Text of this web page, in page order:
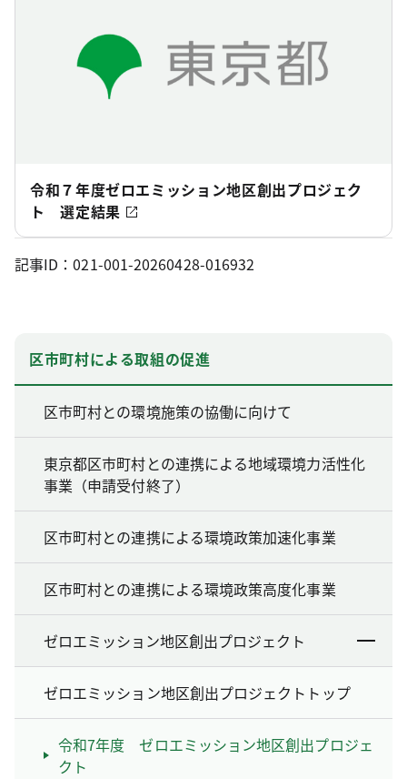
令和７年度ゼロエミッション地区創出プロジェク
ト 選定結果
記事ID：021-001-20260428-016932
区市町村による取組の促進
区市町村との環境施策の協働に向けて
東京都区市町村との連携による地域環境力活性化
事業（申請受付終了）
区市町村との連携による環境政策加速化事業
区市町村との連携による環境政策高度化事業
ゼロエミッション地区創出プロジェクト
ゼロエミッション地区創出プロジェクトトップ
令和7年度 ゼロエミッション地区創出プロジェ
クト